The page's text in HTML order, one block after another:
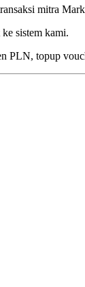
mitra
sistem kami.
PLN, topup